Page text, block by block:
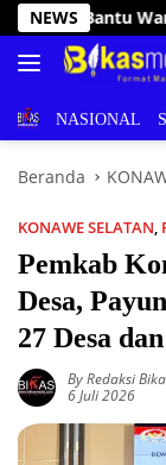
Langsung
ke
konten
NEWS
BERITANASIONAL
Beranda
KONAWE SELATAN,
Pemkab
Desa,
27 Desa
By Redaksi
6 Juli 2026